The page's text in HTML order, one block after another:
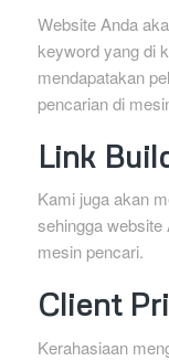
Website Anda
keyword yang di
mendapatakan
pencarian di
Link
Kami juga akan
sehingga
mesin pencari.
Client
Kerahasiaan